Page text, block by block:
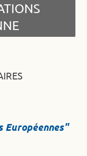
Européennes"